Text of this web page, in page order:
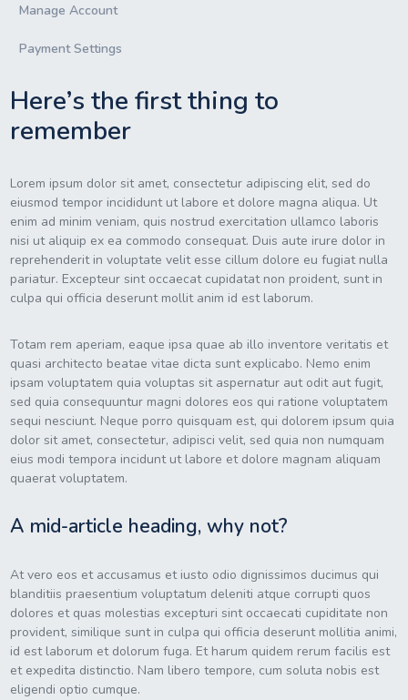
Manage Account
Payment Settings
Here’s the first thing to
remember
Lorem ipsum dolor sit amet, consectetur adipiscing elit, sed do
eiusmod tempor incididunt ut labore et dolore magna aliqua. Ut
enim ad minim veniam, quis nostrud exercitation ullamco laboris
nisi ut aliquip ex ea commodo consequat. Duis aute irure dolor in
reprehenderit in voluptate velit esse cillum dolore eu fugiat nulla
pariatur. Excepteur sint occaecat cupidatat non proident, sunt in
culpa qui officia deserunt mollit anim id est laborum.
Totam rem aperiam, eaque ipsa quae ab illo inventore veritatis et
quasi architecto beatae vitae dicta sunt explicabo. Nemo enim
ipsam voluptatem quia voluptas sit aspernatur aut odit aut fugit,
sed quia consequuntur magni dolores eos qui ratione voluptatem
sequi nesciunt. Neque porro quisquam est, qui dolorem ipsum quia
dolor sit amet, consectetur, adipisci velit, sed quia non numquam
eius modi tempora incidunt ut labore et dolore magnam aliquam
quaerat voluptatem.
A mid-article heading, why not?
At vero eos et accusamus et iusto odio dignissimos ducimus qui
blanditiis praesentium voluptatum deleniti atque corrupti quos
dolores et quas molestias excepturi sint occaecati cupiditate non
provident, similique sunt in culpa qui officia deserunt mollitia animi,
id est laborum et dolorum fuga. Et harum quidem rerum facilis est
et expedita distinctio. Nam libero tempore, cum soluta nobis est
eligendi optio cumque.